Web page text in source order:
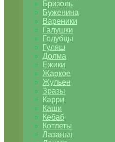
Бризоль
Буженина
Вареники
Галушки
Голубцы
Гуляш
Долма
Ежики
Жаркое
Жульен
Зразы
Карри
Каши
Кебаб
Котлеты
Лазанья